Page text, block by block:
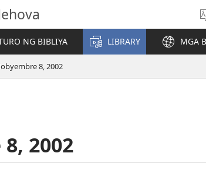
NG BIBLIYA LIBRARY MGA
8, 2002
2002